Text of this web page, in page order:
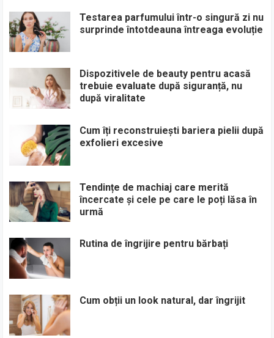
Testarea parfumului într-o singură zi nu
surprinde întotdeauna întreaga evoluție
Dispozitivele de beauty pentru acasă
trebuie evaluate după siguranță, nu
după viralitate
Cum îți reconstruiești bariera pielii după
exfolieri excesive
Tendințe de machiaj care merită
încercate și cele pe care le poți lăsa în
urmă
Rutina de îngrijire pentru bărbați
Cum obții un look natural, dar îngrijit